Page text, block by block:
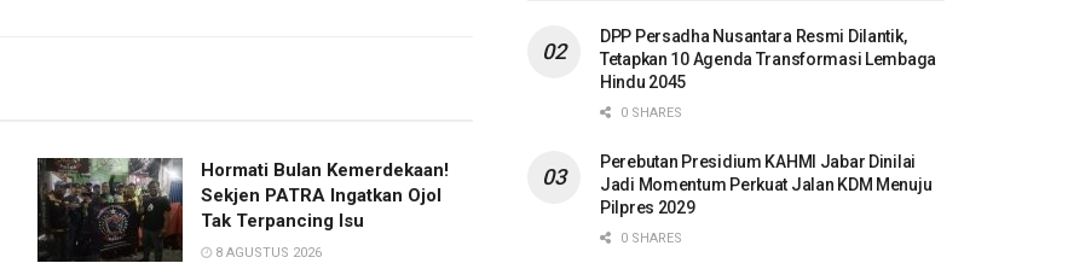
Hormati Bulan Kemerdekaan!
Sekjen PATRA Ingatkan Ojol
Tak Terpancing Isu
8 AGUSTUS 2026
DPP Persadha Nusantara Resmi Dilantik,
Tetapkan 10 Agenda Transformasi Lembaga
Hindu 2045
0 SHARES
Perebutan Presidium KAHMI Jabar Dinilai
Jadi Momentum Perkuat Jalan KDM Menuju
Pilpres 2029
0 SHARES